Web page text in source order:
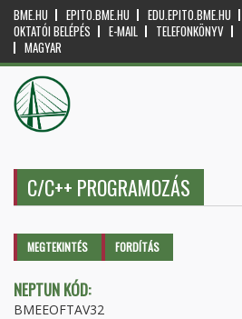
BME.HU EPITO.BME.HU EDU.EPITO.BME.HU
OKTATÓI BELÉPÉS
E-MAIL TELEFONKÖNYV
MAGYAR
C/C++ PROGRAMOZÁS
Elsődleges fülek
MEGTEKINTÉS (AKTÍVFORDÍTÁS
NEPTUN KÓD:
BMEEOFTAV32